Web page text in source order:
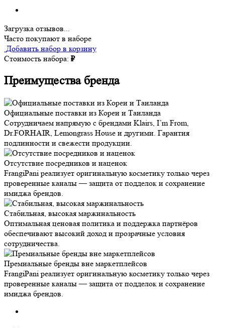
Загрузка отзывов...
Часто покупают в наборе
Добавить набор в корзину
Стоимость набора: ₽
Преимущества бренда
Официальные поставки из Кореи и Таиланда
Сотрудничаем напрямую с брендами Klairs, I’m From,
Dr.FORHAIR, Lemongrass House и другими. Гарантия
подлинности и свежести продукции.
Отсутствие посредников и наценок
FrangiPani реализует оригинальную косметику только через
проверенные каналы — защита от подделок и сохранение
имиджа брендов.
Стабильная, высокая маржинальность
Оптимальная ценовая политика и поддержка партнёров
обеспечивают высокий доход и прозрачные условия
сотрудничества.
Премиальные бренды вне маркетплейсов
FrangiPani реализует оригинальную косметику только через
проверенные каналы — защита от подделок и сохранение
имиджа брендов.